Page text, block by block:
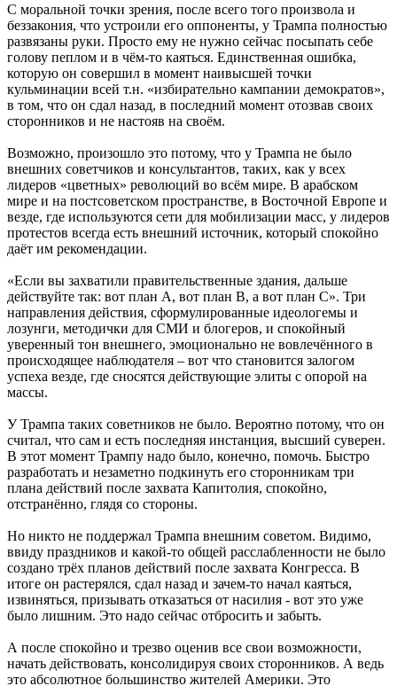
С моральной точки зрения, после всего того произвола и
беззакония, что устроили его оппоненты, у Трампа полностью
развязаны руки. Просто ему не нужно сейчас посыпать себе
голову пеплом и в чём-то каяться. Единственная ошибка,
которую он совершил в момент наивысшей точки
кульминации всей т.н. «избирательно кампании демократов»,
в том, что он сдал назад, в последний момент отозвав своих
сторонников и не настояв на своём.
Возможно, произошло это потому, что у Трампа не было
внешних советчиков и консультантов, таких, как у всех
лидеров «цветных» революций во всём мире. В арабском
мире и на постсоветском пространстве, в Восточной Европе и
везде, где используются сети для мобилизации масс, у лидеров
протестов всегда есть внешний источник, который спокойно
даёт им рекомендации.
«Если вы захватили правительственные здания, дальше
действуйте так: вот план А, вот план В, а вот план С». Три
направления действия, сформулированные идеологемы и
лозунги, методички для СМИ и блогеров, и спокойный
уверенный тон внешнего, эмоционально не вовлечённого в
происходящее наблюдателя – вот что становится залогом
успеха везде, где сносятся действующие элиты с опорой на
массы.
У Трампа таких советников не было. Вероятно потому, что он
считал, что сам и есть последняя инстанция, высший суверен.
В этот момент Трампу надо было, конечно, помочь. Быстро
разработать и незаметно подкинуть его сторонникам три
плана действий после захвата Капитолия, спокойно,
отстранённо, глядя со стороны.
Но никто не поддержал Трампа внешним советом. Видимо,
ввиду праздников и какой-то общей расслабленности не было
создано трёх планов действий после захвата Конгресса. В
итоге он растерялся, сдал назад и зачем-то начал каяться,
извиняться, призывать отказаться от насилия - вот это уже
было лишним. Это надо сейчас отбросить и забыть.
А после спокойно и трезво оценив все свои возможности,
начать действовать, консолидируя своих сторонников. А ведь
это абсолютное большинство жителей Америки. Это